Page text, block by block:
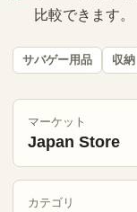
比較できます。
サバゲー用品 収納
マーケット
Japan Store
カテゴリ